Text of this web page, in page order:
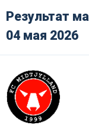
Результат
04 мая 2026